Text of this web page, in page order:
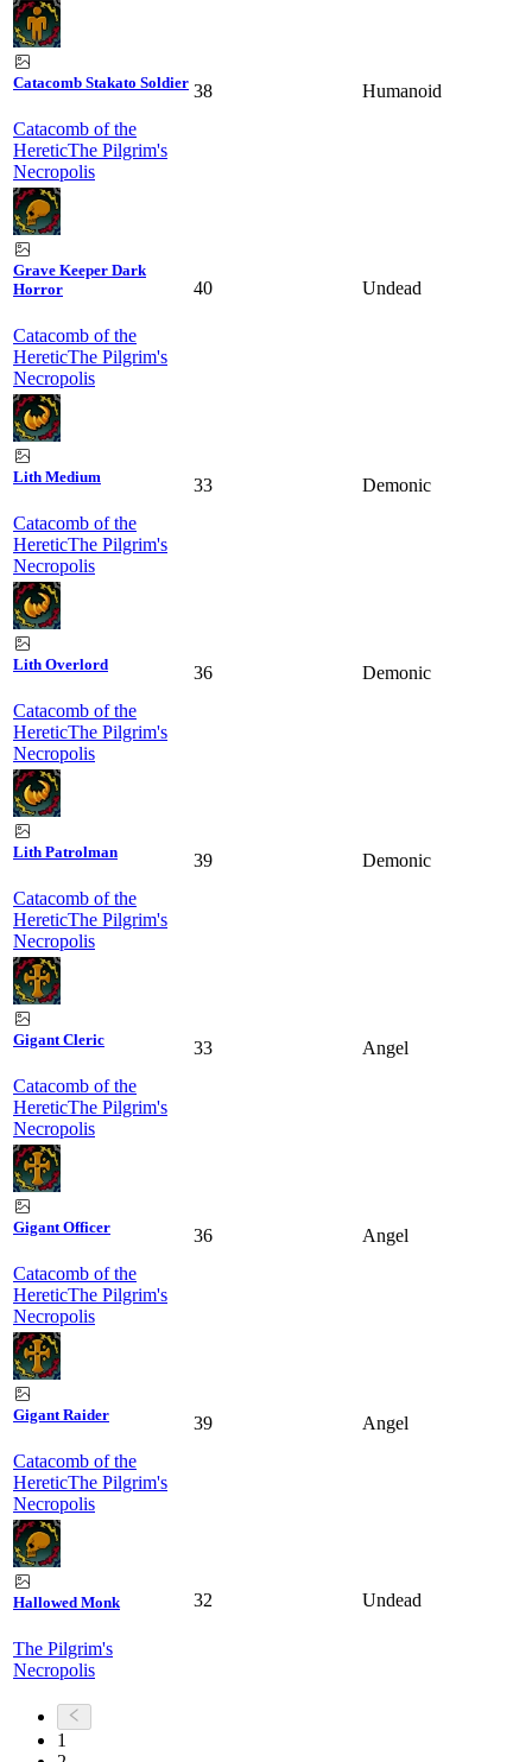
Catacomb Stakato Soldier
Catacomb of the
HereticThe Pilgrim's
Necropolis
38 Humanoid
Grave Keeper Dark
Horror
Catacomb of the
HereticThe Pilgrim's
Necropolis
40 Undead
Lith Medium
Catacomb of the
HereticThe Pilgrim's
Necropolis
33 Demonic
Lith Overlord
Catacomb of the
HereticThe Pilgrim's
Necropolis
36 Demonic
Lith Patrolman
Catacomb of the
HereticThe Pilgrim's
Necropolis
39 Demonic
Gigant Cleric
Catacomb of the
HereticThe Pilgrim's
Necropolis
33 Angel
Gigant Officer
Catacomb of the
HereticThe Pilgrim's
Necropolis
36 Angel
Gigant Raider
Catacomb of the
HereticThe Pilgrim's
Necropolis
39 Angel
Hallowed Monk
The Pilgrim's
Necropolis
32 Undead
1